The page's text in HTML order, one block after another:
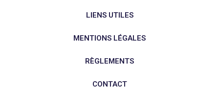
LIENS UTILES
MENTIONS LÉGALES
RÈGLEMENTS
CONTACT